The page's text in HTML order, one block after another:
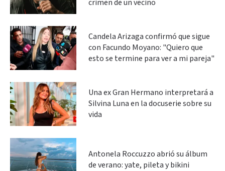
crimen de un vecino
Candela Arizaga confirmó que sigue
con Facundo Moyano: "Quiero que
esto se termine para ver a mi pareja"
Una ex Gran Hermano interpretará a
Silvina Luna en la docuserie sobre su
vida
Antonela Roccuzzo abrió su álbum
de verano: yate, pileta y bikini